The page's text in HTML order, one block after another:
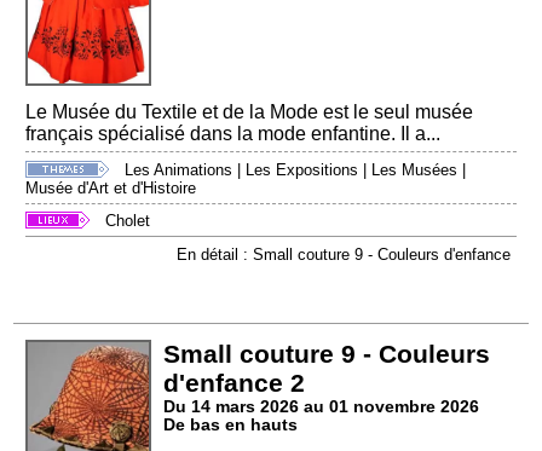
Le Musée du Textile et de la Mode est le seul musée
français spécialisé dans la mode enfantine. Il a...
Les Animations Les Expositions Les Musées
Musée d'Art et d'Histoire
Cholet
En détail : Small couture 9 - Couleurs d'enfance
Small couture 9 - Couleurs
d'enfance 2
Du 14 mars 2026 au 01 novembre 2026
De bas en hauts